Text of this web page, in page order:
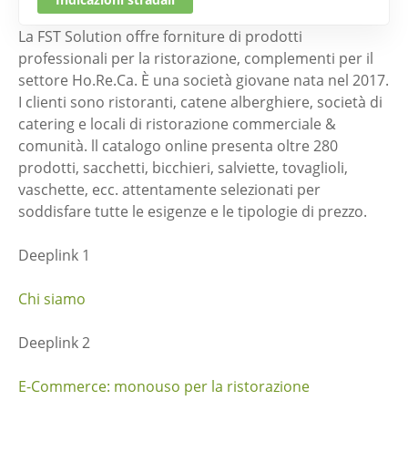
La FST Solution offre forniture di prodotti
professionali per la ristorazione, complementi per il
settore Ho.Re.Ca. È una società giovane nata nel 2017.
I clienti sono ristoranti, catene alberghiere, società di
catering e locali di ristorazione commerciale &
comunità. ll catalogo online presenta oltre 280
prodotti, sacchetti, bicchieri, salviette, tovaglioli,
vaschette, ecc. attentamente selezionati per
soddisfare tutte le esigenze e le tipologie di prezzo.
Deeplink 1
Chi siamo
Deeplink 2
E-Commerce: monouso per la ristorazione